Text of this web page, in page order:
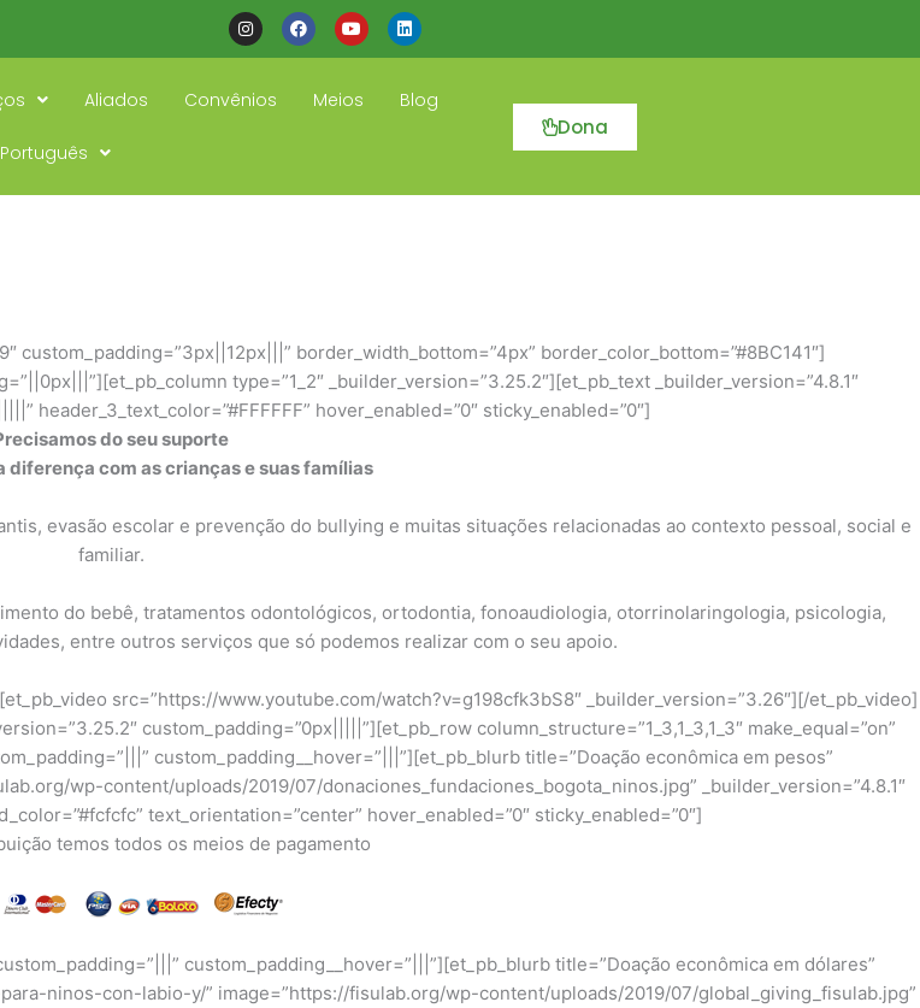
I
n
s
g
F
a
c
Y
o
u
b
L
i
n
d
Aliados Convênios Meios Blog
Português
Dona
custom_padding=”3px||12px|||” border_width_bottom=”4px” border_color_bottom=”#8BC141″]
type=”1_2″ _builder_version=”3.25.2″][et_pb_text _builder_version=”4.8.1″
header_3_text_color=”#FFFFFF” hover_enabled=”0″ sticky_enabled=”0″]
do seu suporte
diferença com as crianças e suas famílias
evasão escolar e prevenção do bullying e muitas situações relacionadas ao contexto pessoal, social e
familiar.
do bebê, tratamentos odontológicos, ortodontia, fonoaudiologia, otorrinolaringologia, psicologia,
entre outros serviços que só podemos realizar com o seu apoio.
src=”https://www.youtube.com/watch?v=g198cfk3bS8″ _builder_version=”3.26″][/et_pb_video]
custom_padding=”0px|||||”][et_pb_row column_structure=”1_3,1_3,1_3″ make_equal=”on”
custom_padding__hover=”|||”][et_pb_blurb title=”Doação econômica em pesos”
wp-content/uploads/2019/07/donaciones_fundaciones_bogota_ninos.jpg” _builder_version=”4.8.1″
text_orientation=”center” hover_enabled=”0″ sticky_enabled=”0″]
temos todos os meios de pagamento
custom_padding__hover=”|||”][et_pb_blurb title=”Doação econômica em dólares”
ninos-con-labio-y/” image=”https://fisulab.org/wp-content/uploads/2019/07/global_giving_fisulab.jpg”